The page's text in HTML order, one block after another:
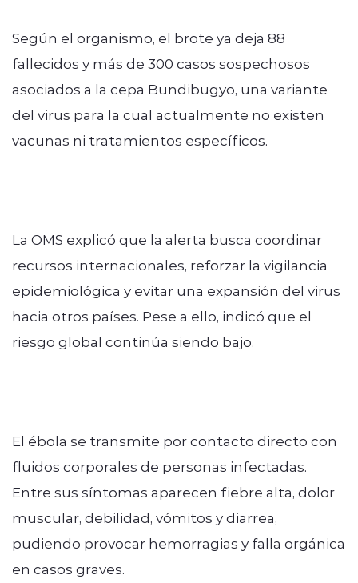
Según el organismo, el brote ya deja 88
fallecidos y más de 300 casos sospechosos
asociados a la cepa Bundibugyo, una variante
del virus para la cual actualmente no existen
vacunas ni tratamientos específicos.
La OMS explicó que la alerta busca coordinar
recursos internacionales, reforzar la vigilancia
epidemiológica y evitar una expansión del virus
hacia otros países. Pese a ello, indicó que el
riesgo global continúa siendo bajo.
El ébola se transmite por contacto directo con
fluidos corporales de personas infectadas.
Entre sus síntomas aparecen fiebre alta, dolor
muscular, debilidad, vómitos y diarrea,
pudiendo provocar hemorragias y falla orgánica
en casos graves.